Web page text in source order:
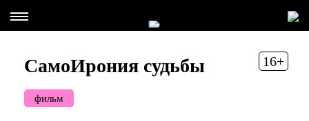
16+
СамоИрония судьбы
фильм